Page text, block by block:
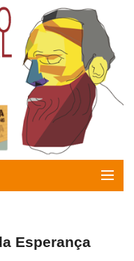
Esperança